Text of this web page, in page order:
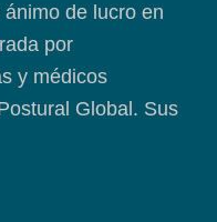
de lucro en
por
y médicos
Global. Sus